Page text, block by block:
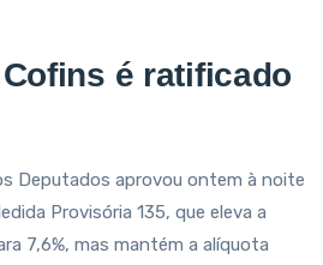
é ratificado
Deputados aprovou ontem à noite
Provisória 135, que eleva a
7,6%, mas mantém a alíquota